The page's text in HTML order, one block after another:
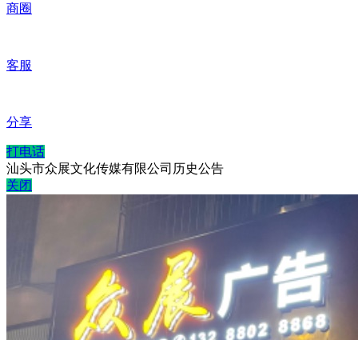
商圈
客服
分享
打电话
汕头市众展文化传媒有限公司历史公告
关闭